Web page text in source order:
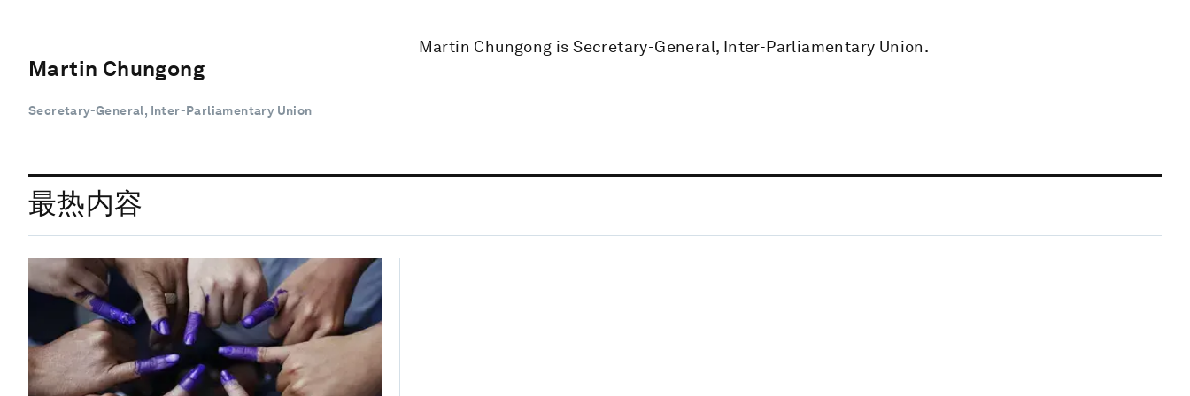
Martin Chungong
Secretary-General, Inter-Parliamentary Union
Martin Chungong is Secretary-General, Inter-Parliamentary Union.
最热内容